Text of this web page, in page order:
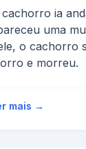
cachorro ia
uma
o cachorro
e morreu.
mais →